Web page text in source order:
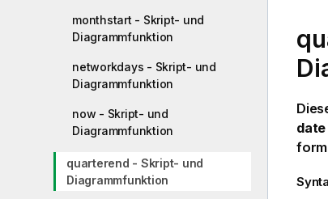
monthstart - Skript- und
Diagrammfunktion
networkdays - Skript- und
Diagrammfunktion
now - Skript- und
Diagrammfunktion
quarterend - Skript- und
Diagrammfunktion
date